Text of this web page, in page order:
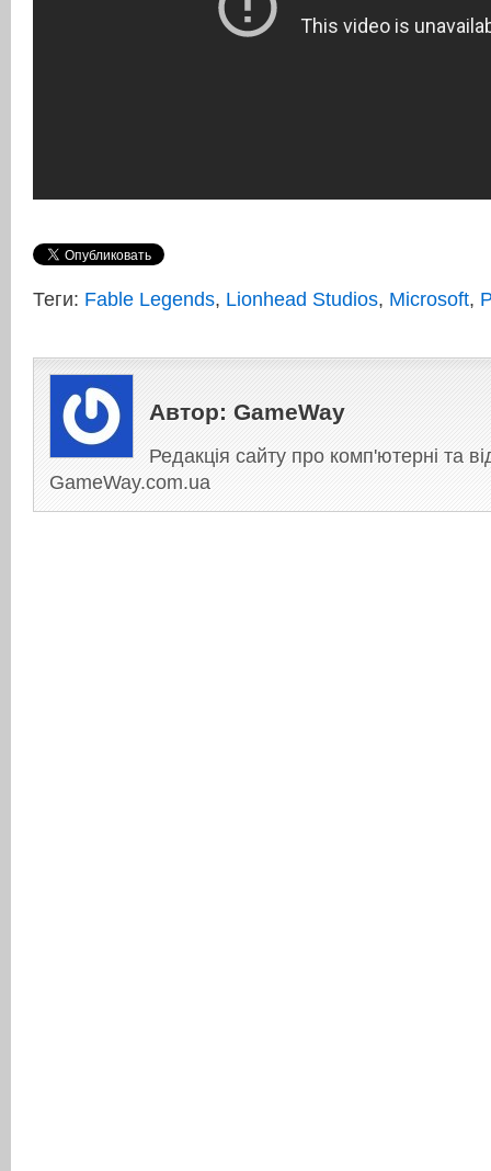
Теги: Fable Legends, Lionhead Studios, Microsoft,
Автор: GameWay
Редакція сайту про комп'ютерні та
GameWay.com.ua